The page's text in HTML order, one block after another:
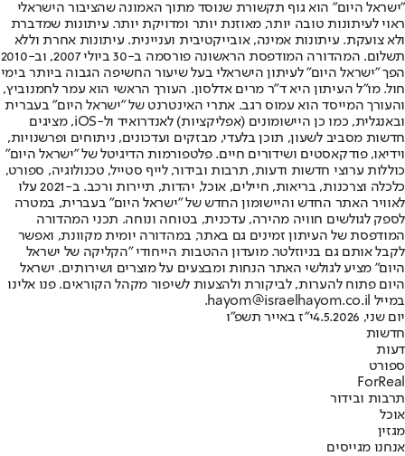
"ישראל היום" הוא גוף תקשורת שנוסד מתוך האמונה שהציבור הישראלי
ראוי לעיתונות טובה יותר, מאוזנת יותר ומדויקת יותר. עיתונות שמדברת
ולא צועקת. עיתונות אמינה, אובייקטיבית ועניינית. עיתונות אחרת וללא
תשלום. המהדורה המודפסת הראשונה פורסמה ב-30 ביולי 2007, וב-2010
הפך "ישראל היום" לעיתון הישראלי בעל שיעור החשיפה הגבוה ביותר בימי
חול. מו"ל העיתון היא ד"ר מרים אדלסון. העורך הראשי הוא עמר לחמנוביץ,
והעורך המייסד הוא עמוס רגב. אתרי האינטרנט של "ישראל היום" בעברית
ובאנגלית, כמו כן היישומונים (אפליקציות) לאנדרואיד ול-iOS, מציגים
חדשות מסביב לשעון, תוכן בלעדי, מבזקים ועדכונים, ניתוחים ופרשנויות,
וידיאו, פודקאסטים ושידורים חיים. פלטפורמות הדיגיטל של "ישראל היום"
כוללות ערוצי חדשות ודעות, תרבות ובידור, לייף סטייל, טכנולוגיה, ספורט,
כלכלה וצרכנות, בריאות, חיילים, אוכל, יהדות, תיירות ורכב. ב-2021 עלו
לאוויר האתר החדש והיישומון החדש של "ישראל היום" בעברית, במטרה
לספק לגולשים חוויה מהירה, עדכנית, בטוחה ונוחה. תכני המהדורה
המודפסת של העיתון זמינים גם באתר, במהדורה יומית מקוונת, ואפשר
לקבל אותם גם בניוזלטר. מועדון ההטבות הייחודי "הקליקה של ישראל
היום" מציע לגולשי האתר הנחות ומבצעים על מוצרים ושירותים. ישראל
היום פתוח להערות, לביקורת ולהצעות לשיפור מקהל הקוראים. פנו אלינו
במייל hayom@israelhayom.co.il.
יום שני, 4.5.2026
י"ז באייר תשפ"ו
חדשות
דעות
ספורט
ForReal
תרבות ובידור
אוכל
מגזין
אנחנו מגייסים